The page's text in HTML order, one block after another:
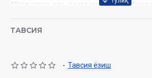
бўлганлари сиз азизларнинг
тўлдирилган ҳолда тақдим этилмоқда.
бандалари қаторида қилсин!
ТАВСИЯ
- Тавсия ёзиш